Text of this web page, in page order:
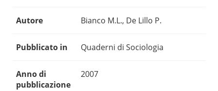
Autore Bianco M.L., De Lillo P.
Pubblicato in Quaderni di Sociologia
Anno di
pubblicazione
2007